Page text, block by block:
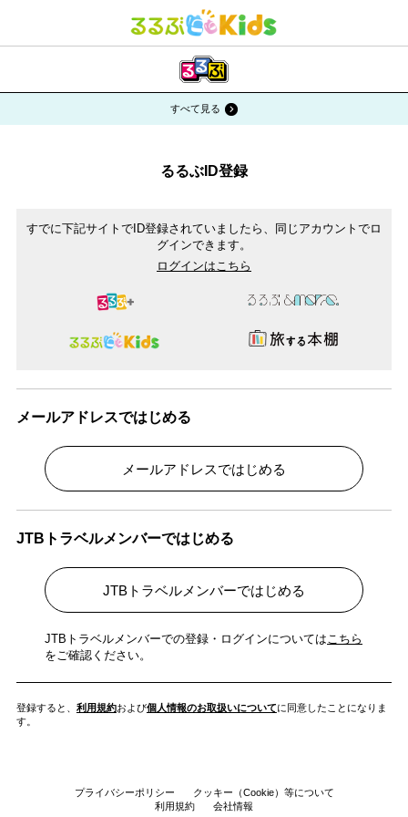
すべて見る
るるぶID登録
すでに下記サイトでID登録されていましたら、同じアカウントでロ
グインできます。
ログインはこちら
メールアドレスではじめる
メールアドレスではじめる
JTBトラベルメンバーではじめる
JTBトラベルメンバーではじめる
JTBトラベルメンバーでの登録・ログインについてはこちら
をご確認ください。
登録すると、 利用規約および個人情報のお取扱いについてに同意したことになりま
す。
プライバシーポリシー
クッキー（Cookie）等について
利用規約
会社情報